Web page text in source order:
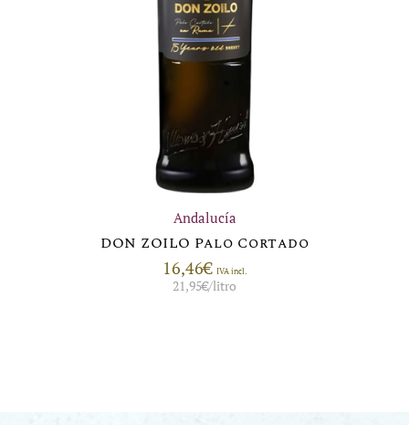
Andalucía
DON ZOILO Palo Cortado
16,46€ IVA incl.
21,95€/litro